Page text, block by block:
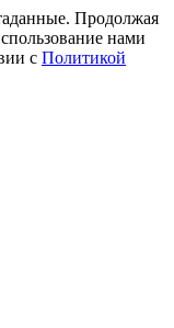
Продолжая
нами
с Политикой